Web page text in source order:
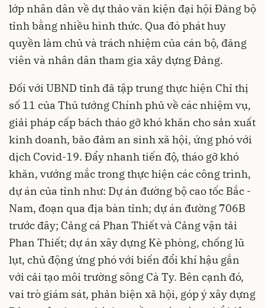
lớp nhân dân về dự thảo văn kiện đại hội Đảng bộ
tỉnh bằng nhiều hình thức. Qua đó phát huy
quyền làm chủ và trách nhiệm của cán bộ, đảng
viên và nhân dân tham gia xây dựng Đảng.
Đối với UBND tỉnh đã tập trung thực hiện Chỉ thị
số 11 của Thủ tướng Chính phủ về các nhiệm vụ,
giải pháp cấp bách tháo gỡ khó khăn cho sản xuất
kinh doanh, bảo đảm an sinh xã hội, ứng phó với
dịch Covid-19. Đẩy nhanh tiến độ, tháo gỡ khó
khăn, vướng mắc trong thực hiện các công trình,
dự án của tỉnh như: Dự án đường bộ cao tốc Bắc -
Nam, đoạn qua địa bàn tỉnh; dự án đường 706B
trước đây; Cảng cá Phan Thiết và Cảng vận tải
Phan Thiết; dự án xây dựng Kè phòng, chống lũ
lụt, chủ động ứng phó với biến đổi khí hậu gắn
với cải tạo môi trường sông Cà Ty. Bên cạnh đó,
vai trò giám sát, phản biện xã hội, góp ý xây dựng